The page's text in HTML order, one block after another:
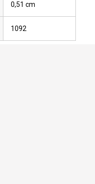
0,51 cm
1092